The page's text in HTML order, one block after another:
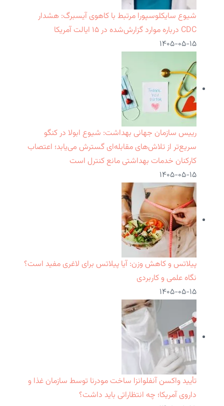
شیوع سایکلوسپورا مرتبط با کاهوی آیسبرگ: هشدار
CDC درباره موارد گزارش‌شده در ۱۵ ایالت آمریکا
۱۴۰۵-۰۵-۱۵
رییس سازمان جهانی بهداشت: شیوع ابولا در کنگو
سریع‌تر از تلاش‌های مقابله‌ای گسترش می‌یابد؛ اعتصاب
کارکنان خدمات بهداشتی مانع کنترل است
۱۴۰۵-۰۵-۱۵
پیلاتس و کاهش وزن: آیا پیلاتس برای لاغری مفید است؟
نگاه علمی و کاربردی
۱۴۰۵-۰۵-۱۵
تأیید واکسن آنفلوانزا ساخت مودرنا توسط سازمان غذا و
داروی آمریکا؛ چه انتظاراتی باید داشت؟